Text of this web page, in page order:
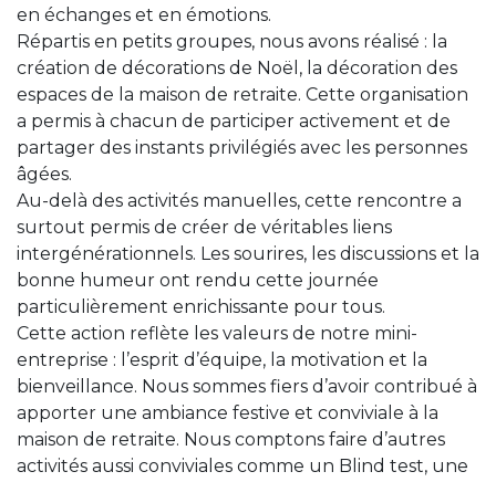
en échanges et en émotions.
Répartis en petits groupes, nous avons réalisé : la
création de décorations de Noël, la décoration des
espaces de la maison de retraite. Cette organisation
a permis à chacun de participer activement et de
partager des instants privilégiés avec les personnes
âgées.
Au-delà des activités manuelles, cette rencontre a
surtout permis de créer de véritables liens
intergénérationnels. Les sourires, les discussions et la
bonne humeur ont rendu cette journée
particulièrement enrichissante pour tous.
Cette action reflète les valeurs de notre mini-
entreprise : l’esprit d’équipe, la motivation et la
bienveillance. Nous sommes fiers d’avoir contribué à
apporter une ambiance festive et conviviale à la
maison de retraite. Nous comptons faire d’autres
activités aussi conviviales comme un Blind test, une